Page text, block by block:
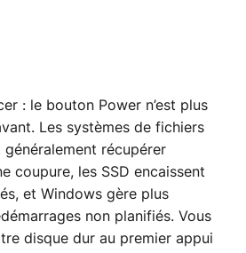
: le bouton Power n’est plus
Les systèmes de fichiers
généralement récupérer
coupure, les SSD encaissent
et Windows gère plus
non planifiés. Vous
disque dur au premier appui